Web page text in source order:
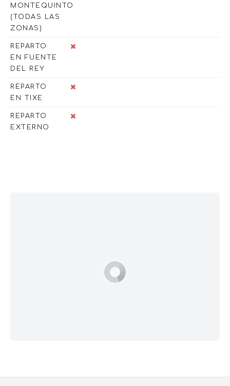
MONTEQUINTO
(TODAS LAS
ZONAS)
REPARTO
EN FUENTE
DEL REY
REPARTO
EN TIXE
REPARTO
EXTERNO